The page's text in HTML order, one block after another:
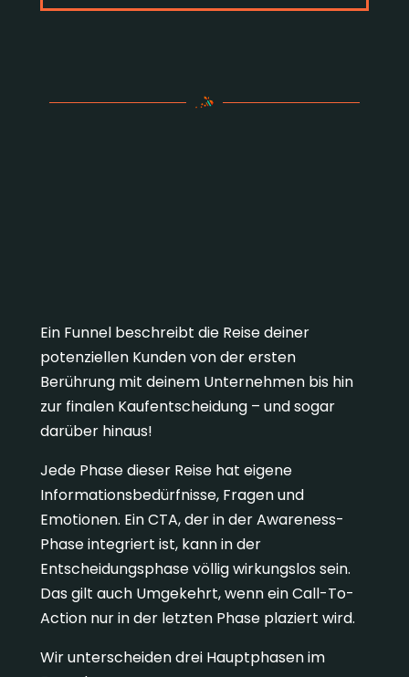
Ein Funnel beschreibt die Reise deiner
potenziellen Kunden von der ersten
Berührung mit deinem Unternehmen bis hin
zur finalen Kaufentscheidung – und sogar
darüber hinaus!
Jede Phase dieser Reise hat eigene
Informationsbedürfnisse, Fragen und
Emotionen. Ein CTA, der in der Awareness-
Phase integriert ist, kann in der
Entscheidungsphase völlig wirkungslos sein.
Das gilt auch Umgekehrt, wenn ein Call-To-
Action nur in der letzten Phase plaziert wird.
Wir unterscheiden drei Hauptphasen im